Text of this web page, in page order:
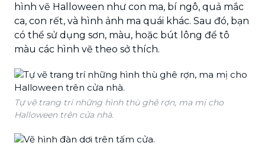
hình vẽ Halloween như con ma, bí ngô, quả mắc
ca, con rết, và hình ảnh ma quái khác. Sau đó, bạn
có thể sử dụng sơn, màu, hoặc bút lông để tô
màu các hình vẽ theo sở thích.
Tự vẽ trang trí những hình thù ghê rợn, ma mị cho
Halloween trên cửa nhà.